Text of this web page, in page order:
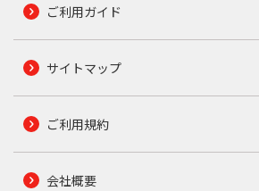
ご利用ガイド
サイトマップ
ご利用規約
会社概要